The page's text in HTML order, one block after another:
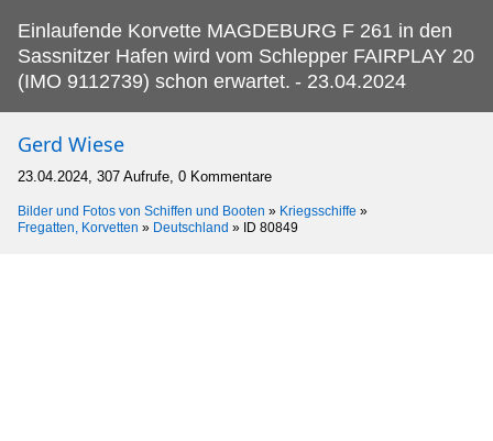
Einlaufende Korvette MAGDEBURG F 261 in den
Sassnitzer Hafen wird vom Schlepper FAIRPLAY 20
(IMO 9112739) schon erwartet. - 23.04.2024
Gerd Wiese
23.04.2024, 307 Aufrufe, 0 Kommentare
Bilder und Fotos von Schiffen und Booten » Kriegsschiffe »
Fregatten, Korvetten » Deutschland » ID 80849